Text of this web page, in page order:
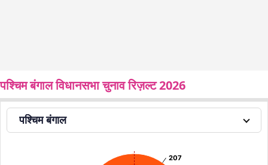
पश्चिम बंगाल विधानसभा चुनाव रिज़ल्ट 2026